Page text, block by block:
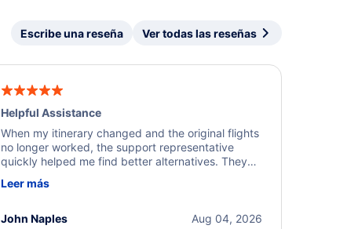
Escribe una reseña Ver todas las reseñas
Helpful Assistance
When my itinerary changed and the original flights
no longer worked, the support representative
quickly helped me find better alternatives. They
beyond to resolve the issue. I'm grateful for the
Leer más
Aug 04, 2026
John Naples